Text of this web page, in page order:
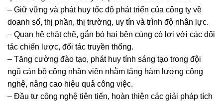
– Giữ vững và phát huy tốc độ phát triển của công ty về
doanh số, thị phần, thị trường, uy tín và trình độ nhân lực.
– Quan hệ chặt chẽ, gắn bó hai bên cùng có lợi với các đối
tác chiến lược, đối tác truyền thống.
– Tăng cường đào tạo, phát huy tính sáng tạo trong đội
ngũ cán bộ công nhân viên nhằm tăng hàm lượng công
nghệ, nâng cao hiệu quả công việc.
– Đầu tư công nghệ tiên tiến, hoàn thiện các giải pháp tích